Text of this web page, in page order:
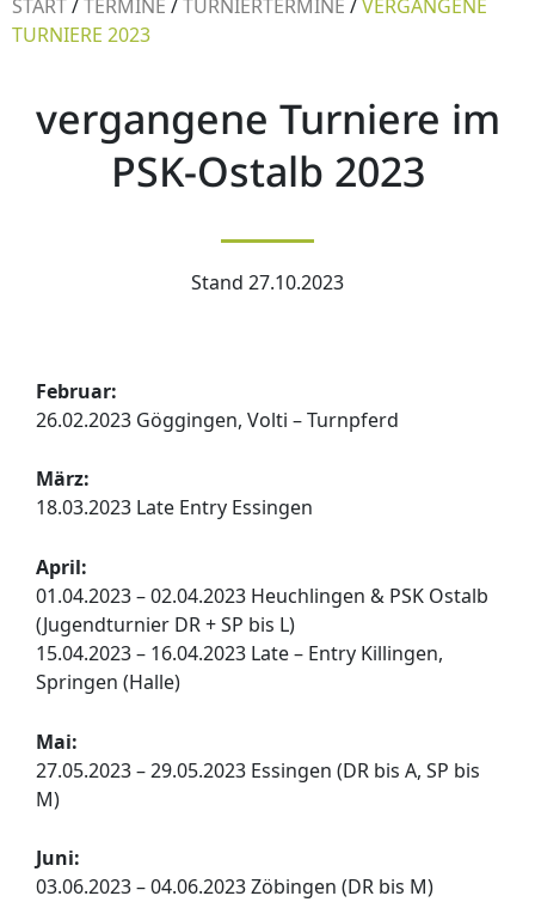
START/TERMINE /TURNIERTERMINE /VERGANGENE
TURNIERE 2023
vergangene Turniere im
PSK-Ostalb 2023
Stand 27.10.2023
Februar:
26.02.2023 Göggingen, Volti – Turnpferd
März:
18.03.2023 Late Entry Essingen
April:
01.04.2023 – 02.04.2023 Heuchlingen & PSK Ostalb
(Jugendturnier DR + SP bis L)
15.04.2023 – 16.04.2023 Late – Entry Killingen,
Springen (Halle)
Mai:
27.05.2023 – 29.05.2023 Essingen (DR bis A, SP bis
M)
Juni:
03.06.2023 – 04.06.2023 Zöbingen (DR bis M)